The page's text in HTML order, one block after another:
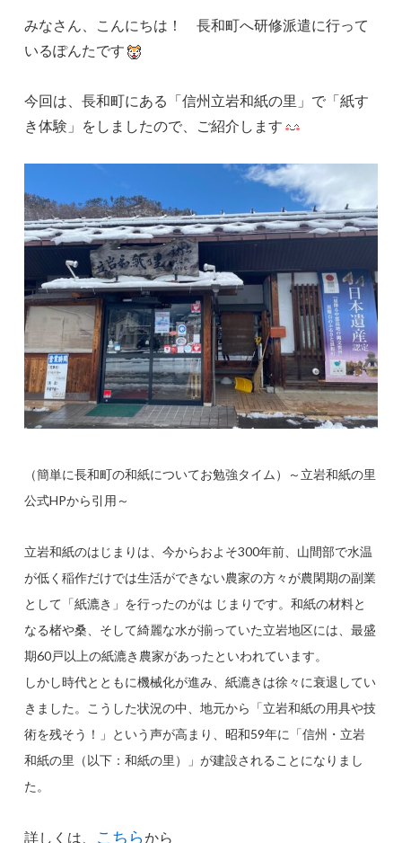
みなさん、こんにちは！ 長和町へ研修派遣に行って
いるぽんたです
今回は、長和町にある「信州立岩和紙の里」で「紙す
き体験」をしましたので、ご紹介します
（簡単に長和町の和紙についてお勉強タイム）～立岩和紙の里
公式HPから引用～
立岩和紙のはじまりは、今からおよそ300年前、山間部で水温
が低く稲作だけでは生活ができない農家の方々が農閑期の副業
として「紙漉き」を行ったのがは じまりです。和紙の材料と
なる楮や桑、そして綺麗な水が揃っていた立岩地区には、最盛
期60戸以上の紙漉き農家があったといわれています。
しかし時代とともに機械化が進み、紙漉きは徐々に衰退してい
きました。こうした状況の中、地元から「立岩和紙の用具や技
術を残そう！」という声が高まり、昭和59年に「信州・立岩
和紙の里（以下：和紙の里）」が建設されることになりまし
た。
詳しくは、 こちらから